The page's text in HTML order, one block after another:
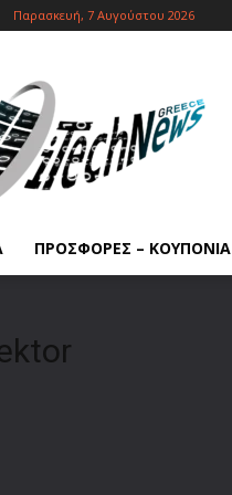
Παρασκευή, 7 Αυγούστου 2026
ΠΡΟΣΦΟΡΕΣ – ΚΟΥΠΟΝΙΑ